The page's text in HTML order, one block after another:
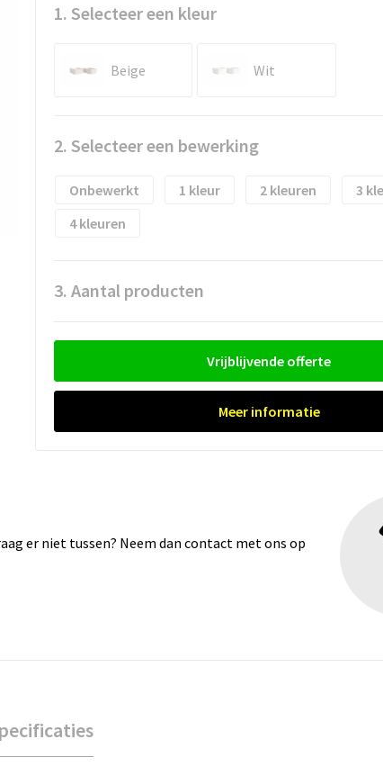
1. Selecteer een kleur
Beige Wit
2. Selecteer een bewerking
Onbewerkt 1 2
3
4
3. Aantal producten
Vrijblijvende offerte
Meer informatie
er niet tussen? Neem dan contact met ons op